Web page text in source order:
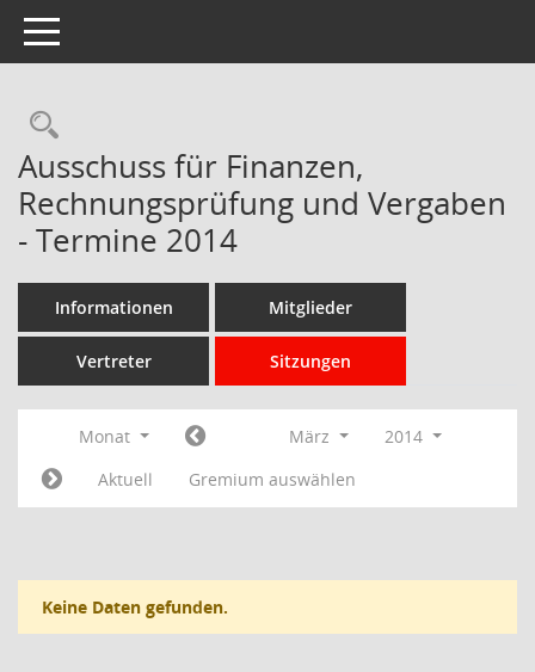
Toggle navigation
Rechercheauswahl
Ausschuss für Finanzen,
Rechnungsprüfung und Vergaben
- Termine 2014
Informationen Mitglieder
Vertreter Sitzungen
Monat März
2014
Aktuell
Gremium auswählen
Keine Daten gefunden.